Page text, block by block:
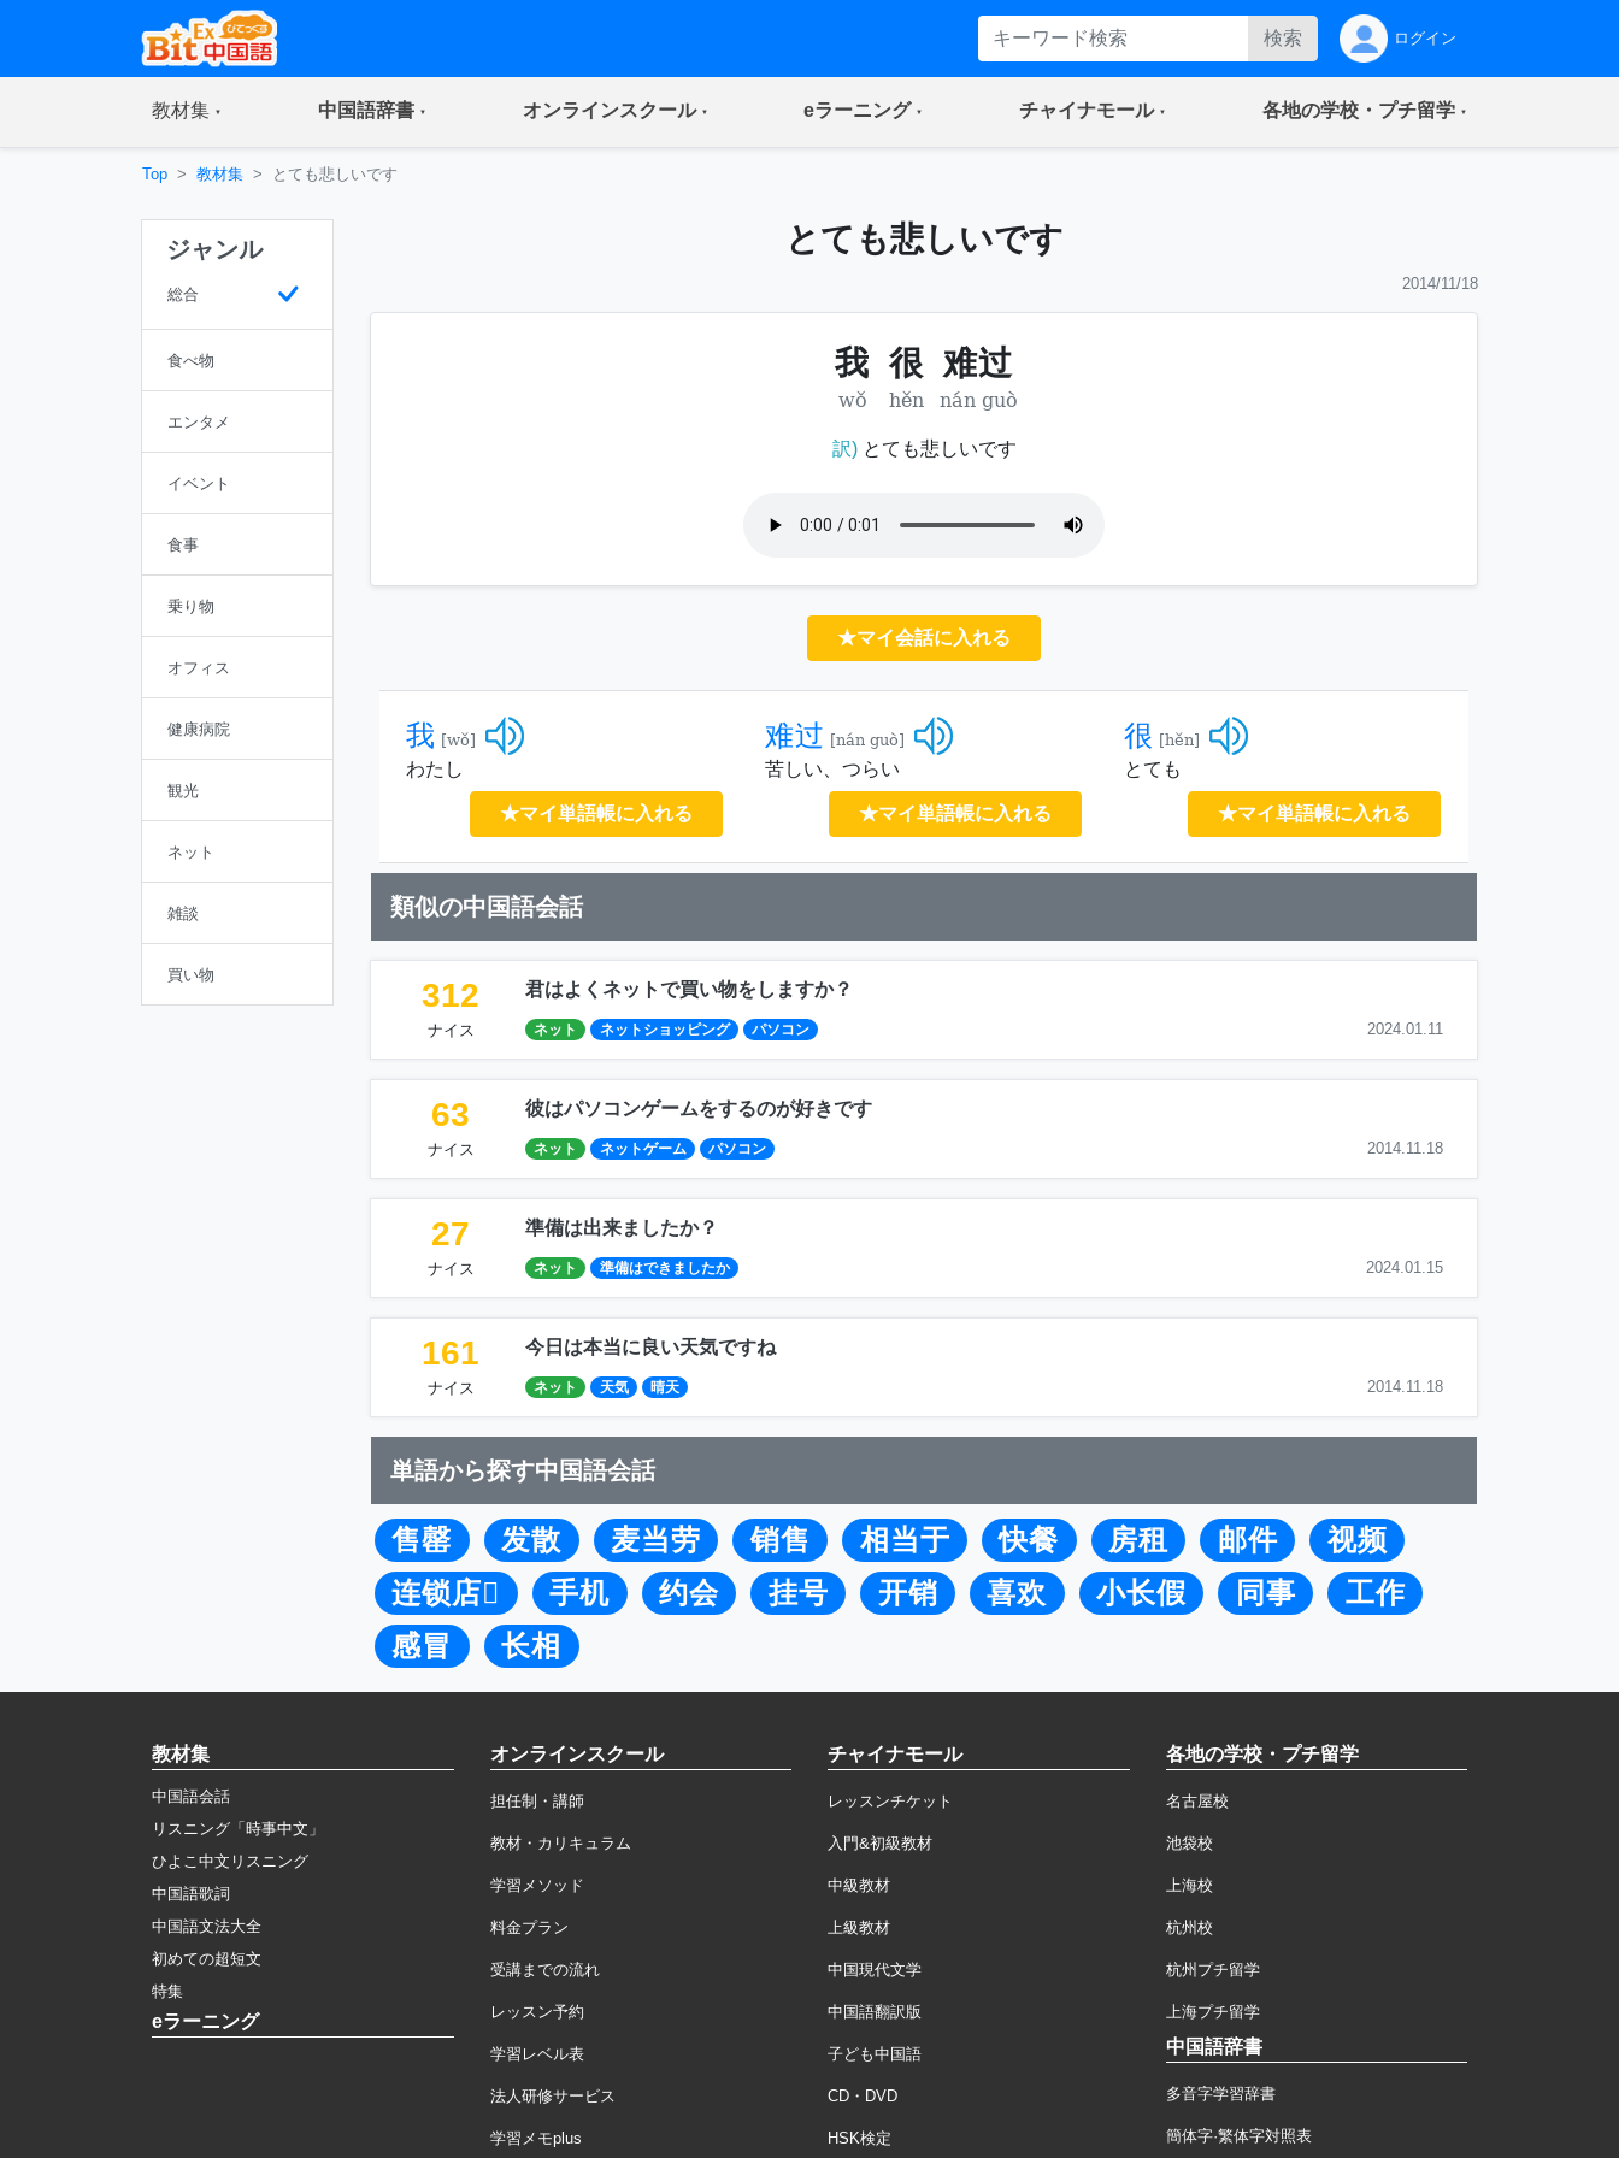
検索 ログイン
教材集(current) 中国語辞書(current) オンラインスクール(current) eラーニング(current) チャイナモール(current) 各地の学校・プチ留学(current)
Top 教材集 とても悲しいです
ジャンル
総合
食べ物
エンタメ
イベント
食事
乗り物
オフィス
健康病院
観光
ネット
雑談
買い物
とても悲しいです
2014/11/18
我 很 难过
wǒ hěn nán guò
訳)とても悲しいです
★マイ会話に入れる
我 [wǒ]
わたし
★マイ単語帳に入れる
难过 [nán guò]
苦しい、つらい
★マイ単語帳に入れる
很 [hěn]
とても
★マイ単語帳に入れる
類似の中国語会話
312
ナイス
君はよくネットで買い物をしますか？
ネット ネットショッピング パソコン 2024.01.11
63
ナイス
彼はパソコンゲームをするのが好きです
ネット ネットゲーム パソコン 2014.11.18
27
ナイス
準備は出来ましたか？
ネット 準備はできましたか 2024.01.15
161
ナイス
今日は本当に良い天気ですね
ネット 天気 晴天 2014.11.18
単語から探す中国語会話
售罄 发散 麦当劳 销售 相当于 快餐 房租 邮件
视频
连锁店
手机 约会 挂号 开销 喜欢 小长假 同事
工作
感冒
长相
教材集
中国語会話
リスニング「時事中文」
ひよこ中文リスニング
中国語歌詞
中国語文法大全
初めての超短文
特集
eラーニング
オンラインスクール
担任制・講師
教材・カリキュラム
学習メソッド
料金プラン
受講までの流れ
レッスン予約
学習レベル表
法人研修サービス
学習メモplus
チャイナモール
レッスンチケット
入門&初級教材
中級教材
上級教材
中国現代文学
中国語翻訳版
子ども中国語
CD・DVD
HSK検定
各地の学校・プチ留学
名古屋校
池袋校
上海校
杭州校
杭州プチ留学
上海プチ留学
中国語辞書
多音字学習辞書
簡体字·繁体字対照表